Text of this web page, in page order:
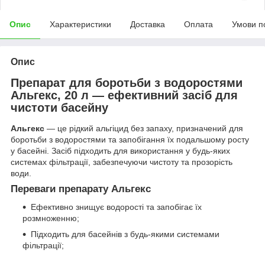
Опис Характеристики Доставка Оплата Умови
Опис
Препарат для боротьби з водоростями
Альгекс, 20 л — ефективний засіб для
чистоти басейну
Альгекс — це рідкий альгіцид без запаху, призначений для
боротьби з водоростями та запобігання їх подальшому росту
у басейні. Засіб підходить для використання у будь-яких
системах фільтрації, забезпечуючи чистоту та прозорість
води.
Переваги препарату Альгекс
Ефективно знищує водорості та запобігає їх
розмноженню;
Підходить для басейнів з будь-якими системами
фільтрації;